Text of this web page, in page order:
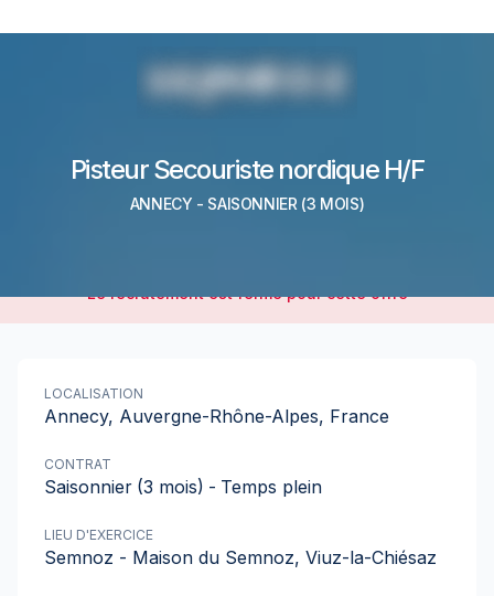
Pisteur Secouriste nordique H/F
ANNECY - SAISONNIER (3 MOIS)
Le recrutement est fermé pour cette offre
LOCALISATION
Annecy, Auvergne-Rhône-Alpes, France
CONTRAT
Saisonnier (3 mois) - Temps plein
LIEU D'EXERCICE
Semnoz - Maison du Semnoz, Viuz-la-Chiésaz